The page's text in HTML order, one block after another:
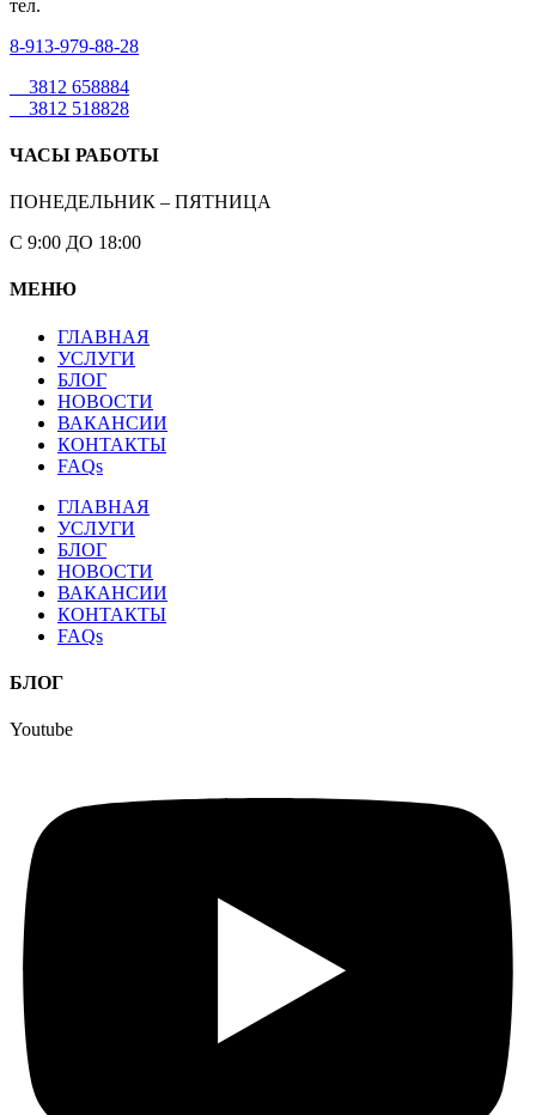
тел.
8-913-979-88-28
3812 658884
3812 518828
ЧАСЫ РАБОТЫ
ПОНЕДЕЛЬНИК – ПЯТНИЦА
С 9:00 ДО 18:00
МЕНЮ
ГЛАВНАЯ
УСЛУГИ
БЛОГ
НОВОСТИ
ВАКАНСИИ
КОНТАКТЫ
FAQs
ГЛАВНАЯ
УСЛУГИ
БЛОГ
НОВОСТИ
ВАКАНСИИ
КОНТАКТЫ
FAQs
БЛОГ
Youtube